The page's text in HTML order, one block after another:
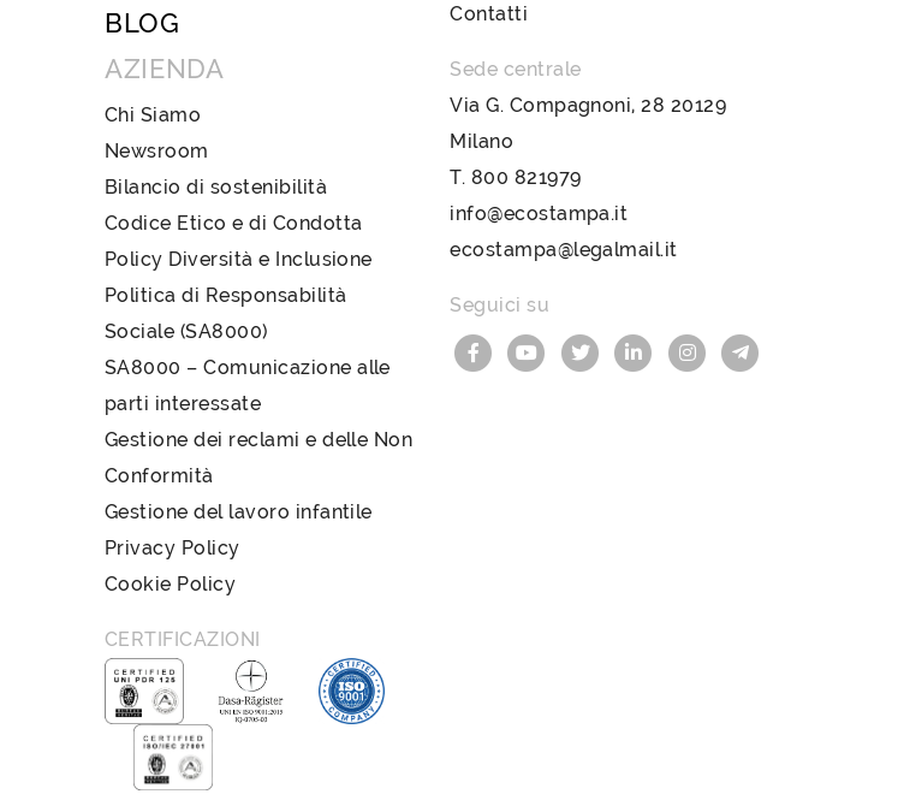
BLOG
AZIENDA
Chi Siamo
Newsroom
Bilancio di sostenibilità
Codice Etico e di Condotta
Policy Diversità e Inclusione
Politica di Responsabilità
Sociale (SA8000)
SA8000 – Comunicazione alle
parti interessate
Gestione dei reclami e delle Non
Conformità
Gestione del lavoro infantile
Privacy Policy
Cookie Policy
CERTIFICAZIONI
Contatti
Sede centrale
Via G. Compagnoni, 28 20129
Milano
T. 800 821979
info@ecostampa.it
ecostampa@legalmail.it
Seguici su